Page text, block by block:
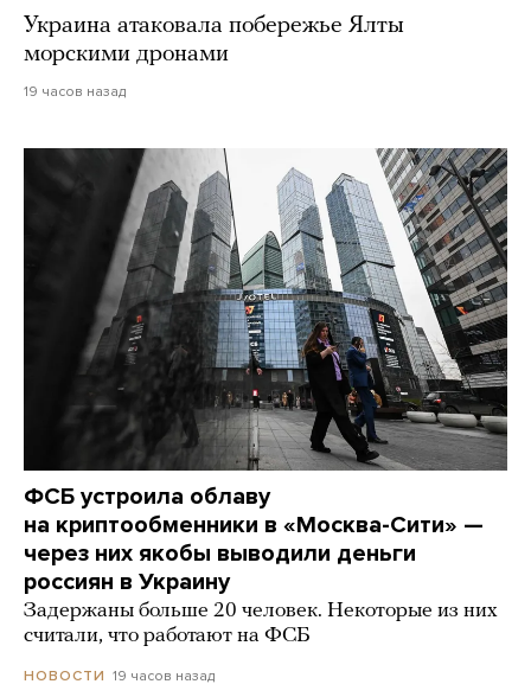
Украина атаковала побережье Ялты
морскими дронами
19 часов назад
ФСБ устроила облаву
на криптообменники в «Москва-Сити» —
через них якобы выводили деньги
россиян в Украину
Задержаны больше 20 человек. Некоторые из них
считали, что работают на ФСБ
НОВОСТИ 19 часов назад